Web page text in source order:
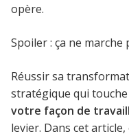
opère.
Spoiler : ça ne marche
Réussir sa
stratégique qui touche
votre façon de
levier. Dans cet